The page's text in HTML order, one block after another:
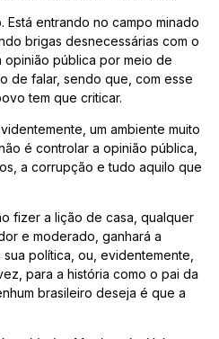
Está entrando no campo minado
brigas desnecessárias com o
pública por meio de
de falar, sendo que, com esse
tem que criticar.
um ambiente muito
é controlar a opinião pública,
a corrupção e tudo aquilo que
fizer a lição de casa, qualquer
e moderado, ganhará a
política, ou, evidentemente,
para a história como o pai da
brasileiro deseja é que a